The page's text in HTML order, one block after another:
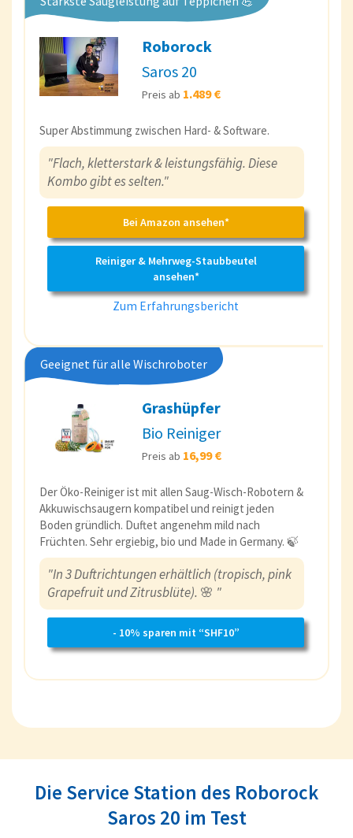
Roborock
Saros 20
Preis ab 1.489 €
Super Abstimmung zwischen Hard- & Software.
"Flach, kletterstark & leistungsfähig. Diese
Kombo gibt es selten."
Bei Amazon ansehen*
Reiniger & Mehrweg-Staubbeutel
ansehen*
Zum Erfahrungsbericht
Geeignet für alle Wischroboter
Grashüpfer
Bio Reiniger
Preis ab 16,99 €
Der Öko-Reiniger ist mit allen Saug-Wisch-Robotern &
Akkuwischsaugern kompatibel und reinigt jeden
Boden gründlich. Duftet angenehm mild nach
Früchten. Sehr ergiebig, bio und Made in Germany. 🍃
"In 3 Duftrichtungen erhältlich (tropisch, pink
Grapefruit und Zitrusblüte). 🌸 "
- 10% sparen mit “SHF10”
Die Service Station des Roborock
Saros 20 im Test